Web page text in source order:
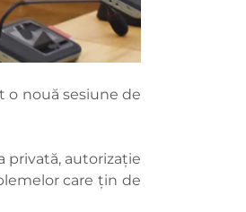
o nouă sesiune de
privată, autorizație
care țin de